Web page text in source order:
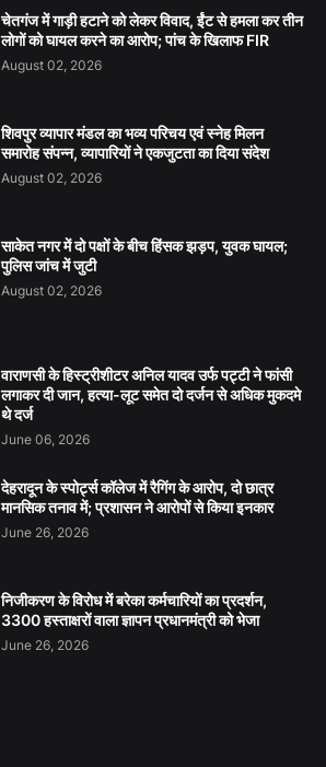
चेतगंज में गाड़ी हटाने को लेकर विवाद, ईंट से हमला कर तीन
लोगों को घायल करने का आरोप; पांच के खिलाफ FIR
August 02, 2026
शिवपुर व्यापार मंडल का भव्य परिचय एवं स्नेह मिलन
समारोह संपन्न, व्यापारियों ने एकजुटता का दिया संदेश
August 02, 2026
साकेत नगर में दो पक्षों के बीच हिंसक झड़प, युवक घायल;
पुलिस जांच में जुटी
August 02, 2026
वाराणसी के हिस्ट्रीशीटर अनिल यादव उर्फ पट्टी ने फांसी
लगाकर दी जान, हत्या-लूट समेत दो दर्जन से अधिक मुकदमे
थे दर्ज
June 06, 2026
देहरादून के स्पोर्ट्स कॉलेज में रैगिंग के आरोप, दो छात्र
मानसिक तनाव में; प्रशासन ने आरोपों से किया इनकार
June 26, 2026
निजीकरण के विरोध में बरेका कर्मचारियों का प्रदर्शन,
3300 हस्ताक्षरों वाला ज्ञापन प्रधानमंत्री को भेजा
June 26, 2026